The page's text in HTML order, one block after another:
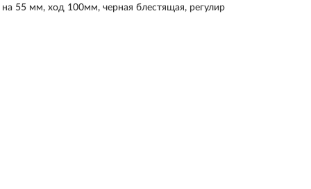
55 мм, ход 100мм, черная блестящая, регулир